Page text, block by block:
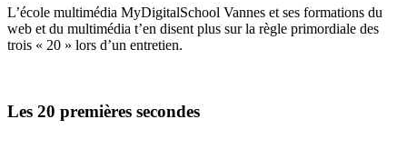
L’école multimédia MyDigitalSchool Vannes et ses formations du
web et du multimédia t’en disent plus sur la règle primordiale des
trois « 20 » lors d’un entretien.
Les 20 premières secondes